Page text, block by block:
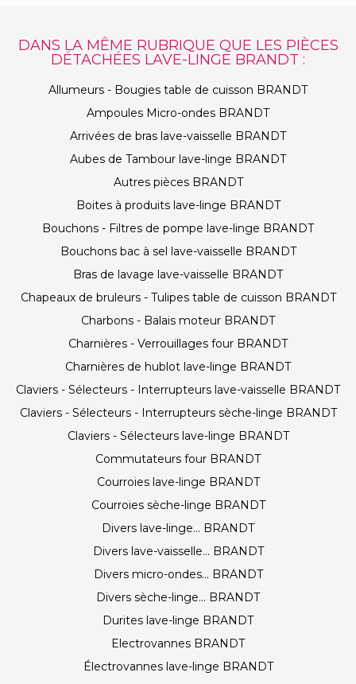
DANS LA MÊME RUBRIQUE QUE LES PIÈCES
DÉTACHÉES LAVE-LINGE BRANDT :
Allumeurs - Bougies table de cuisson BRANDT
Ampoules Micro-ondes BRANDT
Arrivées de bras lave-vaisselle BRANDT
Aubes de Tambour lave-linge BRANDT
Autres pièces BRANDT
Boites à produits lave-linge BRANDT
Bouchons - Filtres de pompe lave-linge BRANDT
Bouchons bac à sel lave-vaisselle BRANDT
Bras de lavage lave-vaisselle BRANDT
Chapeaux de bruleurs - Tulipes table de cuisson BRANDT
Charbons - Balais moteur BRANDT
Charnières - Verrouillages four BRANDT
Charnières de hublot lave-linge BRANDT
Claviers - Sélecteurs - Interrupteurs lave-vaisselle BRANDT
Claviers - Sélecteurs - Interrupteurs sèche-linge BRANDT
Claviers - Sélecteurs lave-linge BRANDT
Commutateurs four BRANDT
Courroies lave-linge BRANDT
Courroies sèche-linge BRANDT
Divers lave-linge... BRANDT
Divers lave-vaisselle... BRANDT
Divers micro-ondes... BRANDT
Divers sèche-linge... BRANDT
Durites lave-linge BRANDT
Electrovannes BRANDT
Électrovannes lave-linge BRANDT